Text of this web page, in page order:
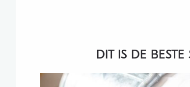
DIT IS DE